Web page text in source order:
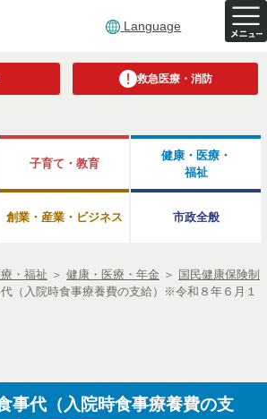
Language
救急医療・消防
子育て・教育
健康・医療・
福祉
創業・産業・ビジネス 市政全般
・福祉 ＞ 健康・医療・年金 ＞ 国民健康保険制
（入院時食事療養費の支給）※令和８年６月１
事代（入院時食事療養費の支